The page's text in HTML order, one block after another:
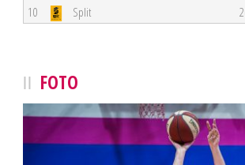
10
Split
FOTO